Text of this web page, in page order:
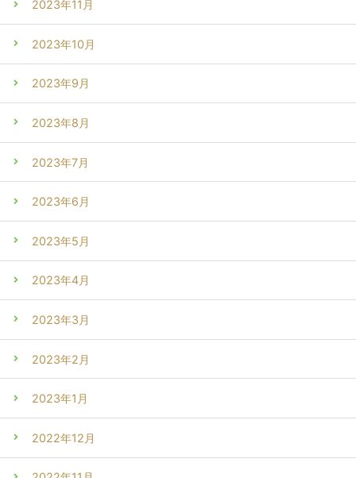
2023年11月
2023年10月
2023年9月
2023年8月
2023年7月
2023年6月
2023年5月
2023年4月
2023年3月
2023年2月
2023年1月
2022年12月